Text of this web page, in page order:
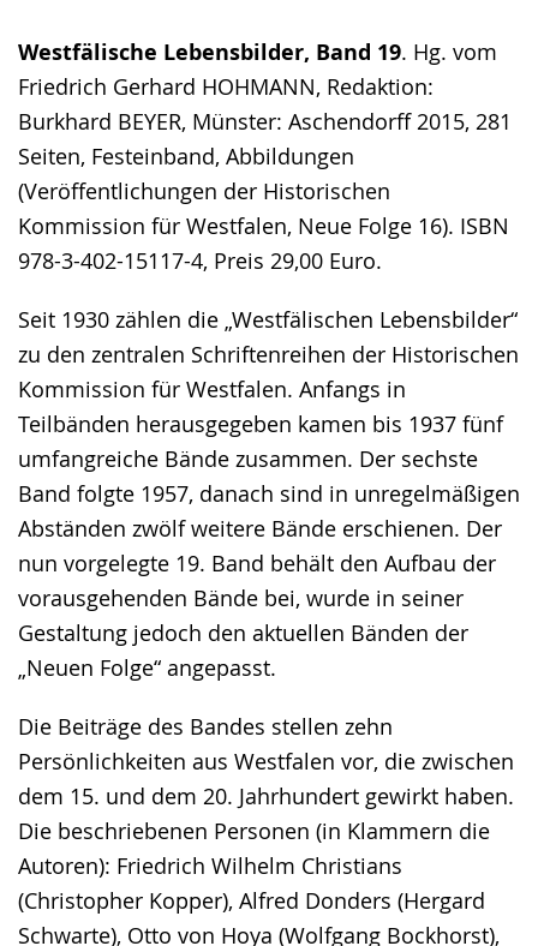
Westfälische Lebensbilder, Band 19. Hg. vom
Friedrich Gerhard HOHMANN, Redaktion:
Burkhard BEYER, Münster: Aschendorff 2015, 281
Seiten, Festeinband, Abbildungen
(Veröffentlichungen der Historischen
Kommission für Westfalen, Neue Folge 16). ISBN
978-3-402-15117-4, Preis 29,00 Euro.
Seit 1930 zählen die „Westfälischen Lebensbilder“
zu den zentralen Schriftenreihen der Historischen
Kommission für Westfalen. Anfangs in
Teilbänden herausgegeben kamen bis 1937 fünf
umfangreiche Bände zusammen. Der sechste
Band folgte 1957, danach sind in unregelmäßigen
Abständen zwölf weitere Bände erschienen. Der
nun vorgelegte 19. Band behält den Aufbau der
vorausgehenden Bände bei, wurde in seiner
Gestaltung jedoch den aktuellen Bänden der
„Neuen Folge“ angepasst.
Die Beiträge des Bandes stellen zehn
Persönlichkeiten aus Westfalen vor, die zwischen
dem 15. und dem 20. Jahrhundert gewirkt haben.
Die beschriebenen Personen (in Klammern die
Autoren): Friedrich Wilhelm Christians
(Christopher Kopper), Alfred Donders (Hergard
Schwarte), Otto von Hoya (Wolfgang Bockhorst),